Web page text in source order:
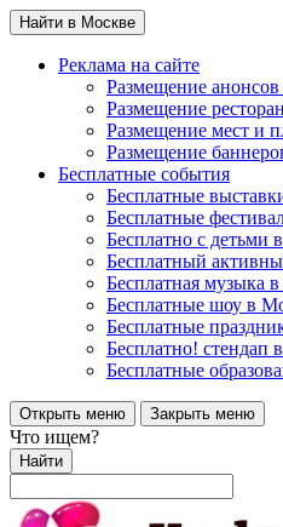
Найти в Москве
Реклама на сайте
Размещение
Размещение
Размещение мест и
Размещение
Бесплатные события
Бесплатные
Бесплатные
Бесплатно с детьми
Бесплатный
Бесплатная музыка
Бесплатные шоу в
Бесплатные
Бесплатно! стендап
Бесплатные
Открыть меню Закрыть меню
Что ищем?
Найти